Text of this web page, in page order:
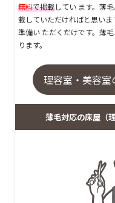
無料で掲載してい ます。薄
載していただければと思い
準備い ただくだけです。薄
ります。
理容室・美容室
薄毛対応の床屋（